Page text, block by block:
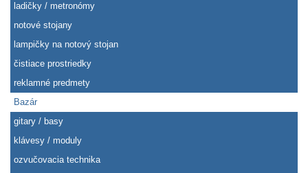
ladičky / metronómy
notové stojany
lampičky na notový stojan
čistiace prostriedky
reklamné predmety
Bazár
gitary / basy
klávesy / moduly
ozvučovacia technika